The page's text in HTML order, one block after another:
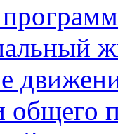
общего